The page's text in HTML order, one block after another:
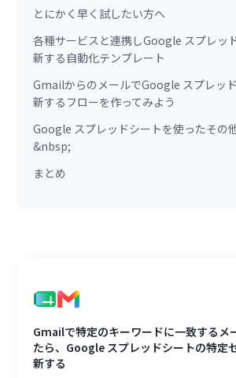
とにかく早く試したい方へ
各種サービスと連携しGoogle スプレッ
新する自動化テンプレート
GmailからのメールでGoogle スプレッ
新するフローを作ってみよう
Google スプレッドシートを使ったその
&nbsp;
まとめ
Gmailで特定のキーワードに一致するメ
たら、Google スプレッドシートの特定
新する